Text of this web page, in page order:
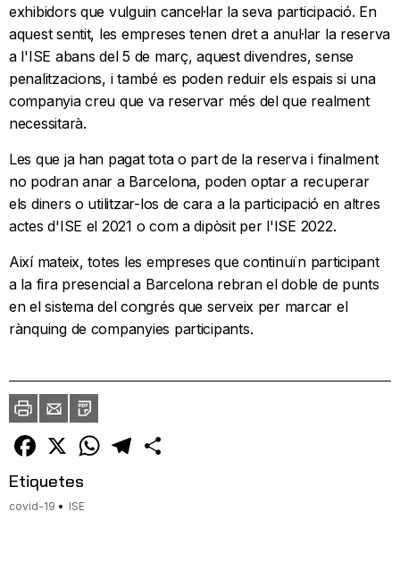
exhibidors que vulguin cancel·lar la seva participació. En
aquest sentit, les empreses tenen dret a anul·lar la reserva
a l'ISE abans del 5 de març, aquest divendres, sense
penalitzacions, i també es poden reduir els espais si una
companyia creu que va reservar més del que realment
necessitarà.
Les que ja han pagat tota o part de la reserva i finalment
no podran anar a Barcelona, poden optar a recuperar
els diners o utilitzar-los de cara a la participació en altres
actes d'ISE el 2021 o com a dipòsit per l'ISE 2022.
Així mateix, totes les empreses que continuïn participant
a la fira presencial a Barcelona rebran el doble de punts
en el sistema del congrés que serveix per marcar el
rànquing de companyies participants.
ImprimirEnvia
un
amic
PDF
Facebook
X WhatsAppTelegram
Etiquetes
covid-19 ISE